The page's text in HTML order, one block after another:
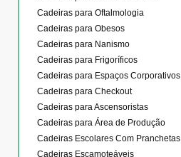
Cadeiras para Oftalmologia
Cadeiras para Obesos
Cadeiras para Nanismo
Cadeiras para Frigoríficos
Cadeiras para Espaços Corporativos
Cadeiras para Checkout
Cadeiras para Ascensoristas
Cadeiras para Área de Produção
Cadeiras Escolares Com Pranchetas
Cadeiras Escamoteáveis